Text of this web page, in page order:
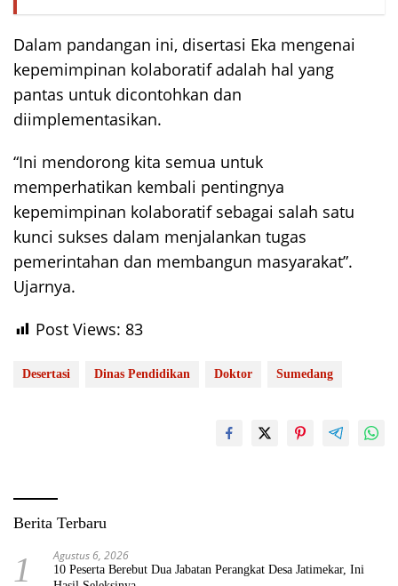
Dalam pandangan ini, disertasi Eka mengenai
kepemimpinan kolaboratif adalah hal yang
pantas untuk dicontohkan dan
diimplementasikan.
“Ini mendorong kita semua untuk
memperhatikan kembali pentingnya
kepemimpinan kolaboratif sebagai salah satu
kunci sukses dalam menjalankan tugas
pemerintahan dan membangun masyarakat”.
Ujarnya.
Post Views: 83
Desertasi Dinas Pendidikan Doktor Sumedang
Berita Terbaru
1 Agustus 6, 2026
10 Peserta Berebut Dua Jabatan Perangkat Desa Jatimekar, Ini